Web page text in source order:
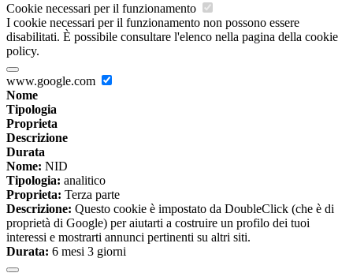
Cookie necessari per il funzionamento
I cookie necessari per il funzionamento non possono essere
disabilitati. È possibile consultare l'elenco nella pagina della cookie
policy.
www.google.com
Nome
Tipologia
Proprieta
Descrizione
Durata
Nome: NID
Tipologia: analitico
Proprieta: Terza parte
Descrizione: Questo cookie è impostato da DoubleClick (che è di
proprietà di Google) per aiutarti a costruire un profilo dei tuoi
interessi e mostrarti annunci pertinenti su altri siti.
Durata: 6 mesi 3 giorni